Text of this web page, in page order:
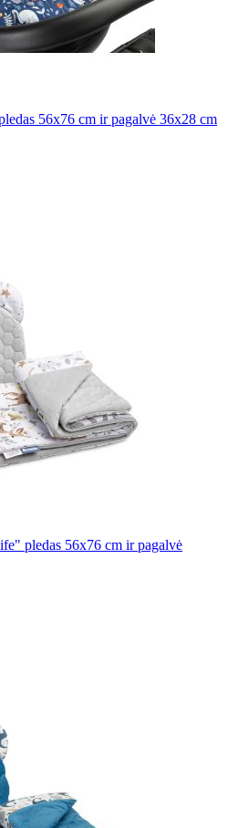
56x76 cm ir pagalvė 36x28 cm
pledas 56x76 cm ir pagalvė